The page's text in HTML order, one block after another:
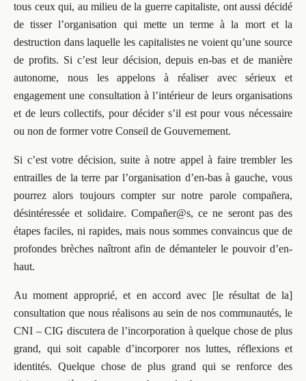
tous ceux qui, au milieu de la guerre capitaliste, ont aussi décidé
de tisser l’organisation qui mette un terme à la mort et la
destruction dans laquelle les capitalistes ne voient qu’une source
de profits. Si c’est leur décision, depuis en-bas et de manière
autonome, nous les appelons à réaliser avec sérieux et
engagement une consultation à l’intérieur de leurs organisations
et de leurs collectifs, pour décider s’il est pour vous nécessaire
ou non de former votre Conseil de Gouvernement.
Si c’est votre décision, suite à notre appel à faire trembler les
entrailles de la terre par l’organisation d’en-bas à gauche, vous
pourrez alors toujours compter sur notre parole compañera,
désintéressée et solidaire. Compañer@s, ce ne seront pas des
étapes faciles, ni rapides, mais nous sommes convaincus que de
profondes brèches naîtront afin de démanteler le pouvoir d’en-
haut.
Au moment approprié, et en accord avec [le résultat de la]
consultation que nous réalisons au sein de nos communautés, le
CNI – CIG discutera de l’incorporation à quelque chose de plus
grand, qui soit capable d’incorporer nos luttes, réflexions et
identités. Quelque chose de plus grand qui se renforce des